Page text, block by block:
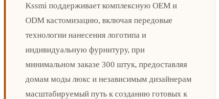
Kssmi поддерживает комплексную OEM и
ODM кастомизацию, включая передовые
технологии нанесения логотипа и
индивидуальную фурнитуру, при
минимальном заказе 300 штук, предоставляя
домам моды люкс и независимым дизайнерам
масштабируемый путь к созданию готовых к